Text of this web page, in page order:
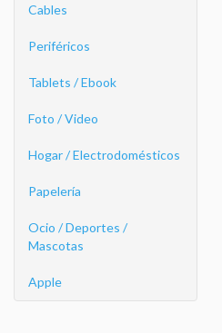
Cables
Periféricos
Tablets / Ebook
Foto / Video
Hogar / Electrodomésticos
Papelería
Ocio / Deportes /
Mascotas
Apple